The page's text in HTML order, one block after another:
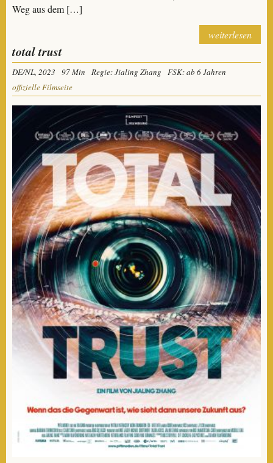
Weg aus dem […]
weiterlesen
total trust
DE/NL, 2023 97 Min Regie: Jialing Zhang
FSK: ab 6 Jahren
offizielle Filmseite